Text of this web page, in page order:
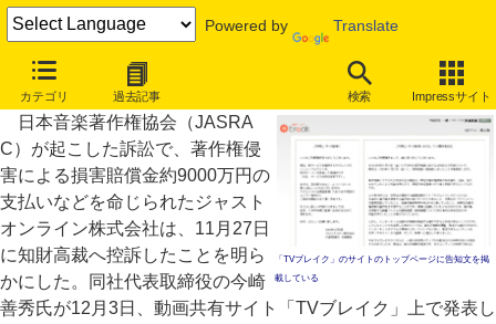
Powered by Translate
カテゴリ 過去記事 検索 Impressサイト
JASRACに一審で敗訴した「TVブレイク」運営会社、知財高裁に控訴
「TVブレイク」のサイトのトップページに告知文を掲
載している
日本音楽著作権協会（JASRA
C）が起こした訴訟で、著作権侵
害による損害賠償金約9000万円の
支払いなどを命じられたジャスト
オンライン株式会社は、11月27日
に知財高裁へ控訴したことを明ら
かにした。同社代表取締役の今崎
善秀氏が12月3日、動画共有サイト「TVブレイク」上で発表し